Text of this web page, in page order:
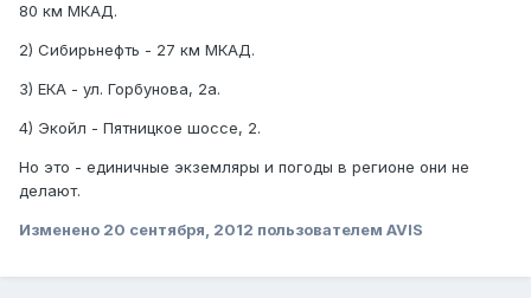
80 км МКАД.
2) Сибирьнефть - 27 км МКАД.
3) ЕКА - ул. Горбунова, 2а.
4) Экойл - Пятницкое шоссе, 2.
Но это - единичные экземляры и погоды в регионе они не
делают.
Изменено 20 сентября, 2012 пользователем AVIS